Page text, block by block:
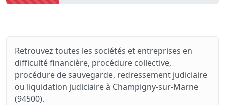
Retrouvez toutes les sociétés et entreprises en
difficulté financière, procédure collective,
procédure de sauvegarde, redressement judiciaire
ou liquidation judiciaire à Champigny-sur-Marne
(94500).